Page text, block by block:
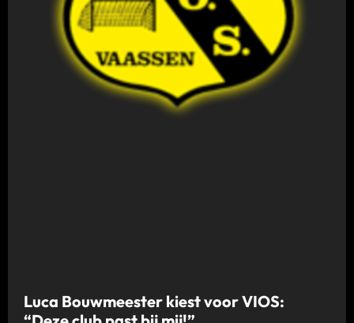
Luca Bouwmeester kiest voor VIOS: